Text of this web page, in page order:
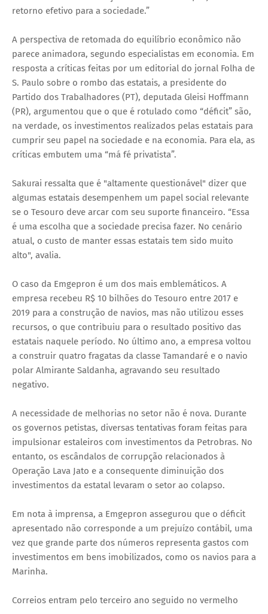
retorno efetivo para a sociedade.”
A perspectiva de retomada do equilíbrio econômico não
parece animadora, segundo especialistas em economia. Em
resposta a críticas feitas por um editorial do jornal Folha de
S. Paulo sobre o rombo das estatais, a presidente do
Partido dos Trabalhadores (PT), deputada Gleisi Hoffmann
(PR), argumentou que o que é rotulado como “déficit” são,
na verdade, os investimentos realizados pelas estatais para
cumprir seu papel na sociedade e na economia. Para ela, as
críticas embutem uma “má fé privatista”.
Sakurai ressalta que é "altamente questionável" dizer que
algumas estatais desempenhem um papel social relevante
se o Tesouro deve arcar com seu suporte financeiro. “Essa
é uma escolha que a sociedade precisa fazer. No cenário
atual, o custo de manter essas estatais tem sido muito
alto", avalia.
O caso da Emgepron é um dos mais emblemáticos. A
empresa recebeu R$ 10 bilhões do Tesouro entre 2017 e
2019 para a construção de navios, mas não utilizou esses
recursos, o que contribuiu para o resultado positivo das
estatais naquele período. No último ano, a empresa voltou
a construir quatro fragatas da classe Tamandaré e o navio
polar Almirante Saldanha, agravando seu resultado
negativo.
A necessidade de melhorias no setor não é nova. Durante
os governos petistas, diversas tentativas foram feitas para
impulsionar estaleiros com investimentos da Petrobras. No
entanto, os escândalos de corrupção relacionados à
Operação Lava Jato e a consequente diminuição dos
investimentos da estatal levaram o setor ao colapso.
Em nota à imprensa, a Emgepron assegurou que o déficit
apresentado não corresponde a um prejuízo contábil, uma
vez que grande parte dos números representa gastos com
investimentos em bens imobilizados, como os navios para a
Marinha.
Correios entram pelo terceiro ano seguido no vermelho